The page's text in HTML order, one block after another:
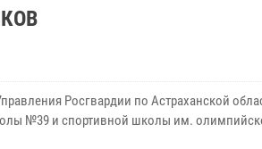
Росгвардии по Астраханской
№39 и спортивной школы им.